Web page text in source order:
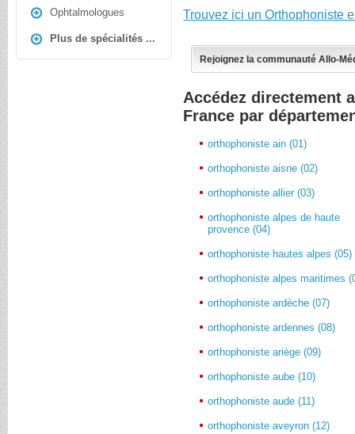
Ophtalmologues
Plus de spécialités ...
Trouvez ici un Orthophoniste
Rejoignez la communauté Allo-
Accédez directement
France par
orthophoniste ain (01)
orthophoniste aisne (02)
orthophoniste allier (03)
orthophoniste alpes de haute
provence (04)
orthophoniste hautes alpes (05)
orthophoniste alpes maritimes
orthophoniste ardèche (07)
orthophoniste ardennes (08)
orthophoniste ariège (09)
orthophoniste aube (10)
orthophoniste aude (11)
orthophoniste aveyron (12)